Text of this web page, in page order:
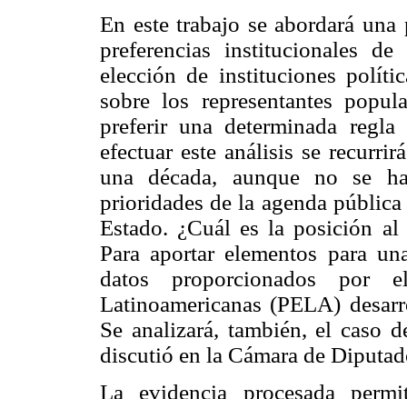
En este trabajo se abordará
preferencias institucionales
elección de instituciones
sobre los representantes
preferir una determinada
efectuar este análisis se
una década, aunque no se
prioridades de la agenda
Estado. ¿Cuál es la posición al
Para aportar elementos para
datos proporcionados por
Latinoamericanas (PELA)
Se analizará, también, el caso
discutió en la Cámara de
La evidencia procesada